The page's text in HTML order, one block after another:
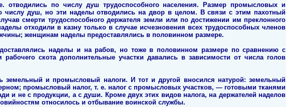
по числу душ трудоспособного населения. Размер промысловых и
числу душ, но эти наделы отводились на двор в целом. В связи с этим пахотный
смерти трудоспособного держателя земли или по достижении им преклонного
отходили в казну только в случае исчезновения всех трудоспособных членов
женщинам наделы предоставлялись в половинном размере.
наделы и на рабов, но тоже в половинном размере по сравнению с
скота дополнительные участки давались в зависимости от числа голов
земельный и промысловый налоги. И тот и другой вносился натурой: земельный
промысловый налог, т. е. налог с промысловых участков, — готовыми тканями
и не с продукции, а с души. Кроме двух этих видов налога, на держателей наделов
относилось и отбывание воинской службы.